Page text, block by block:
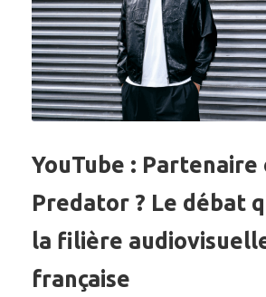
YouTube : Partenaire
Predator ? Le débat
la filière
française